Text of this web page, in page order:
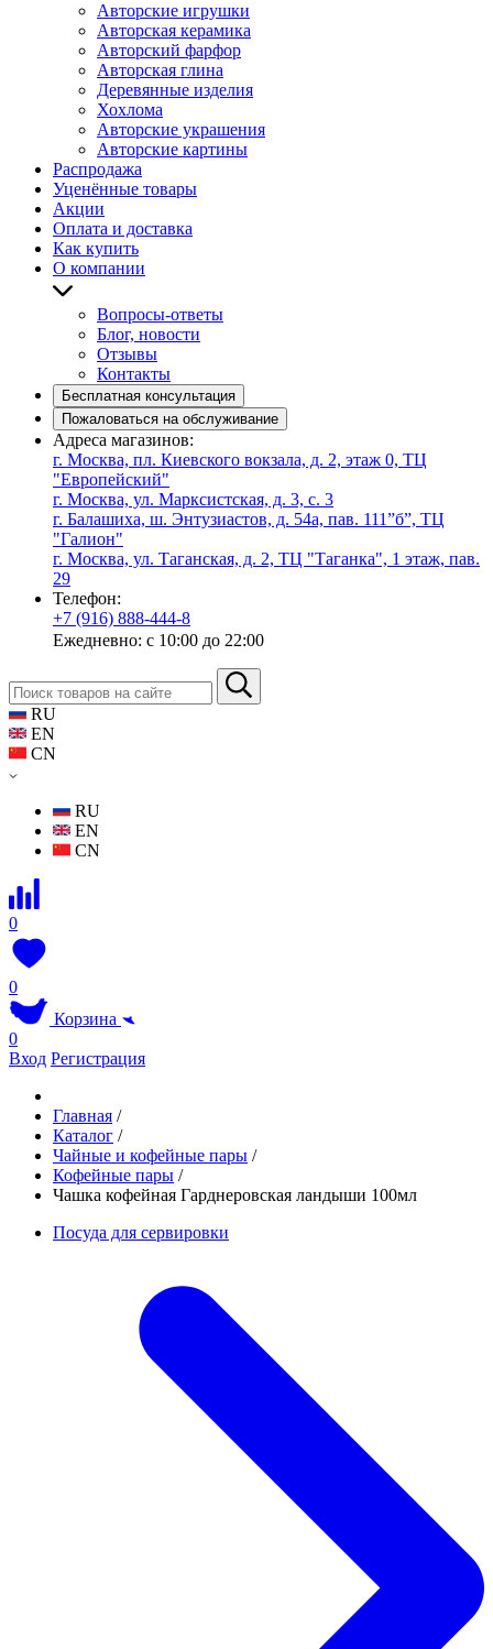
Авторские игрушки
Авторская керамика
Авторский фарфор
Авторская глина
Деревянные изделия
Хохлома
Авторские украшения
Авторские картины
Распродажа
Уценённые товары
Акции
Оплата и доставка
Как купить
О компании
Вопросы-ответы
Блог, новости
Отзывы
Контакты
Бесплатная консультация
Пожаловаться на обслуживание
Адреса магазинов:
г. Москва, пл. Киевского вокзала, д. 2, этаж 0, ТЦ
"Европейский"
г. Москва, ул. Марксистская, д. 3, с. 3
г. Балашиха, ш. Энтузиастов, д. 54а, пав. 111”б”, ТЦ
"Галион"
г. Москва, ул. Таганская, д. 2, ТЦ "Таганка", 1 этаж, пав.
29
Телефон:
+7 (916) 888-444-8
Ежедневно: с 10:00 до 22:00
RU
EN
CN
RU
EN
CN
0
0
Корзина
0
Вход Регистрация
Главная /
Каталог /
Чайные и кофейные пары /
Кофейные пары /
Чашка кофейная Гарднеровская ландыши 100мл
Посуда для сервировки